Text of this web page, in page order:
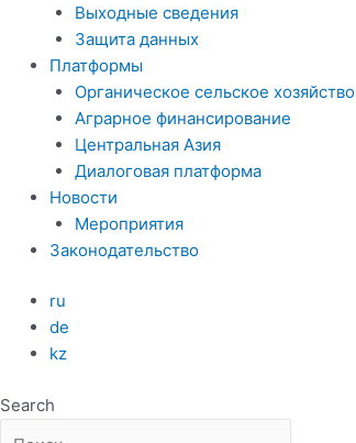
Выходные сведения
Защита данных
Платформы
Органическое сельское хозяйство
Аграрное финансирование
Центральная Азия
Диалоговая платформа
Новости
Мероприятия
Законодательство
ru
de
kz
Search